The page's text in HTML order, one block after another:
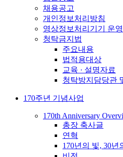
채용공고
개인정보처리방침
영상정보처리기기 운
청탁금지법
주요내용
법적용대상
교육 · 설명자료
청탁방지담당관
170주년 기념사업
170th Anniversary
총장 축사글
연혁
170년의 빛, 30년